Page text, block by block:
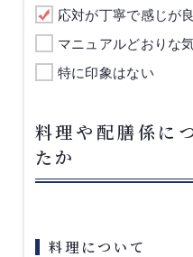
応対が丁寧で感じが
マニュアルどおりな
特に印象はない
料理や配膳係に
たか
料理について